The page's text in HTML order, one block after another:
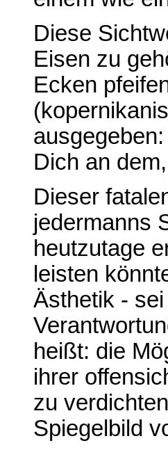
Diese
Eisen zu
Ecken
Dich an
Dieser
jedermanns
heutzutage
leisten
Ästhetik -
heißt: die
ihrer
zu
Spiegelbild